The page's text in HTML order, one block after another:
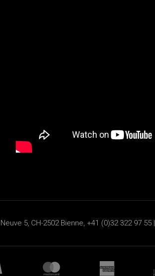
5, CH-2502 Bienne, +41 (0)32 322 97 55 |